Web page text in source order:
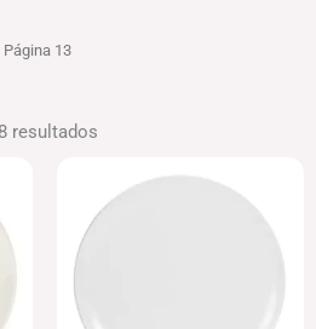
Página 13
resultados
precios:
desde